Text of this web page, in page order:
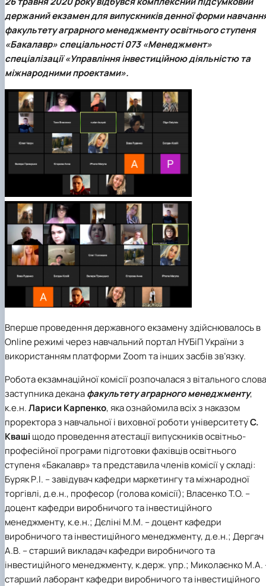
держаний екзамен для випускників денної форми
факультету аграрного менеджменту освітнього ступеня
«Бакалавр» спеціальності 073 «Менеджмент»
спеціалізації «Управління інвестиційною діяльністю та
міжнародними проектами».
Вперше проведення державного екзамену здійснювалось в
Online режимі через навчальний портал НУБіП України з
використанням платформи Zoom та інших засбів зв’язку.
Робота екзамнаційної комісії розпочалася з вітального слова
заступника деканафакультету аграрного менеджменту,
к.е.н.Лариси Карпенко, яка ознайомила всіх з наказом
проректора з навчальної і виховної роботи університетуС.
Кваші щодо проведення атестації випускників освітньо-
професійної програми підготовки фахівців освітнього
ступеня «Бакалавр» та представила членів комісії у складі:
Буряк Р.І. – завідувач кафедри маркетингу та міжнародної
торгівлі, д.е.н., професор (голова комісії); Власенко Т.О. –
доцент кафедри виробничого та інвестиційного
менеджменту, к.е.н.; Дєліні М.М. – доцент кафедри
виробничого та інвестиційного менеджменту, д.е.н.; Дергач
А.В. – старший викладач кафедри виробничого та
інвестиційного менеджменту, к.держ. упр.; Миколаєнко М.А.
старший лаборант кафедри виробничого та інвестиційного